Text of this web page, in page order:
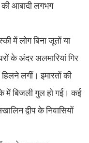
की आबादी लगभग
में लोग बिना जूतों या
के अंदर अलमारियां गिर
लगीं। इमारतों की
में बिजली गुल हो गई। कई
द्वीप के निवासियों